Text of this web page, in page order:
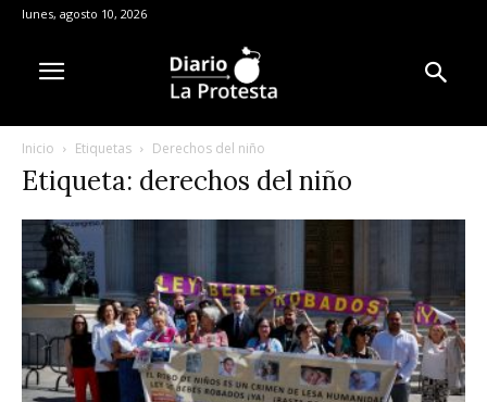
lunes, agosto 10, 2026
Inicio Etiquetas Derechos del niño
Etiqueta: derechos del niño